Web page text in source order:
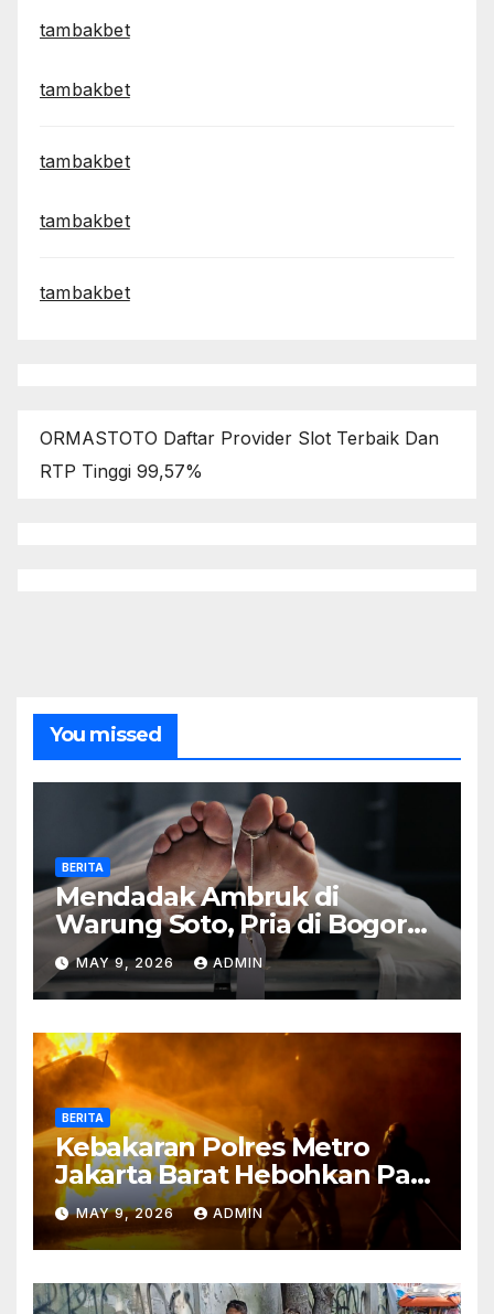
tambakbet
tambakbet
tambakbet
tambakbet
tambakbet
ORMASTOTO Daftar Provider Slot Terbaik Dan
RTP Tinggi 99,57%
You missed
BERITA
Mendadak Ambruk di
Warung Soto, Pria di Bogor
Meninggal Sebelum Makan
MAY 9, 2026 ADMIN
BERITA
Kebakaran Polres Metro
Jakarta Barat Hebohkan Pagi
Hari, Ini Fakta Terbarunya
MAY 9, 2026 ADMIN